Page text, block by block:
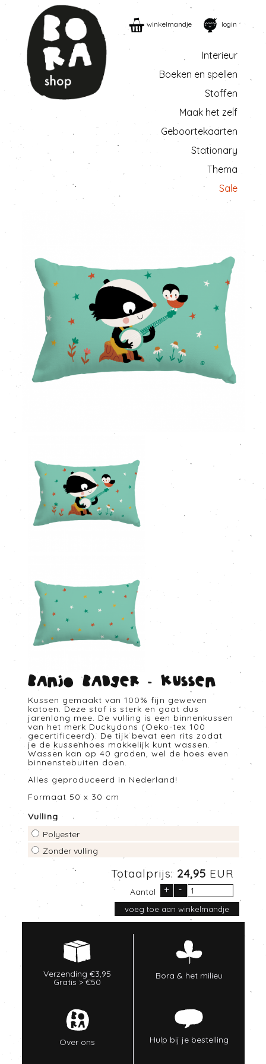
winkelmandje login
Interieur
Boeken en spellen
Stoffen
Maak het zelf
Geboortekaarten
Stationary
Thema
Sale
Banjo badger - Kussen
Kussen gemaakt van 100% fijn geweven
katoen. Deze stof is sterk en gaat dus
jarenlang mee. De vulling is een binnenkussen
van het merk Duckydons (Oeko-tex 100
gecertificeerd). De tijk bevat een rits zodat
je de kussenhoes makkelijk kunt wassen.
Wassen kan op 40 graden, wel de hoes even
binnenstebuiten doen.
Alles geproduceerd in Nederland!
Formaat 50 x 30 cm
Vulling
Polyester
Zonder vulling
Totaalprijs: 24,95 EUR
Aantal + -
Verzending €3,95
Gratis > €50
Bora & het milieu
Over ons Hulp bij je bestelling